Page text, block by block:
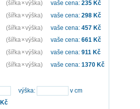
(šířka × výška) vaše cena: 235 Kč
(šířka × výška) vaše cena: 298 Kč
(šířka × výška) vaše cena: 457 Kč
(šířka × výška) vaše cena: 661 Kč
(šířka × výška) vaše cena: 911 Kč
(šířka × výška) vaše cena: 1370 Kč
výška:
v cm
Kč